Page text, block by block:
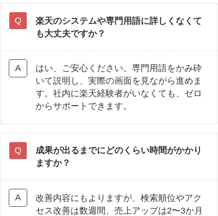
楽天のシステムや専門用語に詳しくなくて
も大丈夫ですか？
はい、ご安心ください。専門用語をかみ砕
いて説明し、実際の画面を見ながら進めま
す。社内に楽天経験者がいなくても、ゼロ
からサポートできます。
成果が出るまでにどのくらい時間がかかり
ますか？
改善内容にもよりますが、検索順位やアク
セス改善は数週間、売上アップは2〜3か月